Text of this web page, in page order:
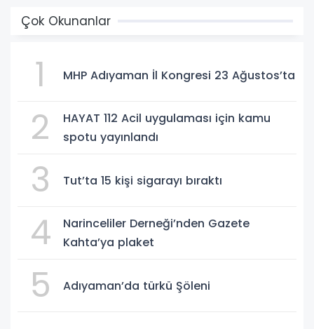
Çok Okunanlar
1 MHP Adıyaman İl Kongresi 23 Ağustos’ta
2
HAYAT 112 Acil uygulaması için kamu
spotu yayınlandı
3 Tut’ta 15 kişi sigarayı bıraktı
4
Narinceliler Derneği’nden Gazete
Kahta’ya plaket
5 Adıyaman’da türkü Şöleni